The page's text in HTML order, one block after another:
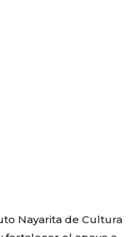
Nayarita de Cultura